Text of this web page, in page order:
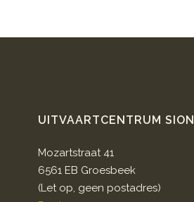
UITVAARTCENTRUM SION
Mozartstraat 41
6561 EB Groesbeek
(Let op, geen postadres)